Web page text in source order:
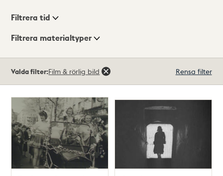
Visningsläge
Filtrera tid
Filtrera materialtyper
träffar
Valda filter:Film & rörlig bild Rensa filter